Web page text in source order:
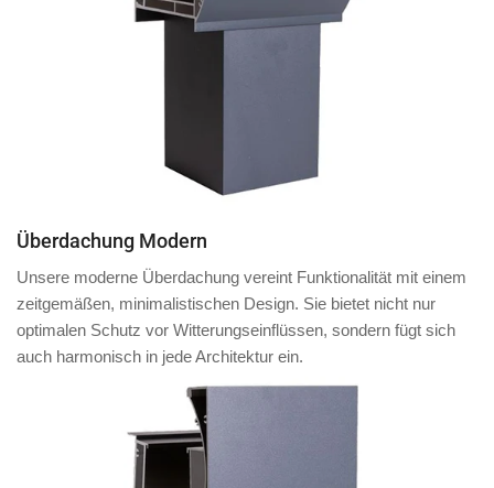
Überdachung Modern
Unsere moderne Überdachung vereint Funktionalität mit einem
zeitgemäßen, minimalistischen Design. Sie bietet nicht nur
optimalen Schutz vor Witterungseinflüssen, sondern fügt sich
auch harmonisch in jede Architektur ein.